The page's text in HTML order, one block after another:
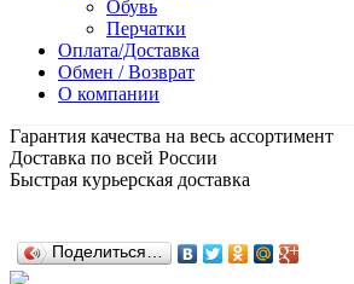
Обувь
Перчатки
Оплата/Доставка
Обмен / Возврат
О компании
Гарантия качества на весь ассортимент
Доставка по всей России
Быстрая курьерская доставка
Поделиться…